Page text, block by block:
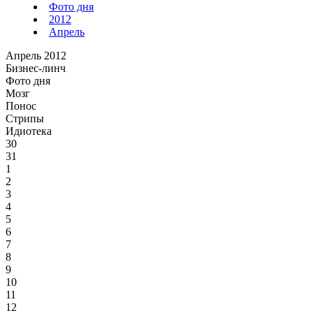
Фото дня
2012
Апрель
Апрель 2012
Бизнес-линч
Фото дня
Мозг
Понос
Стрипы
Идиотека
30
31
1
2
3
4
5
6
7
8
9
10
11
12